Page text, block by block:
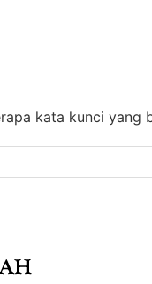
kata kunci yang